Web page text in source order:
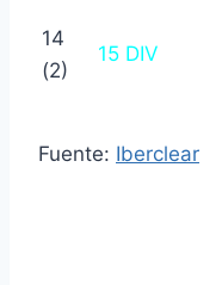
14
(2)
15 DIV
Fuente: Iberclear